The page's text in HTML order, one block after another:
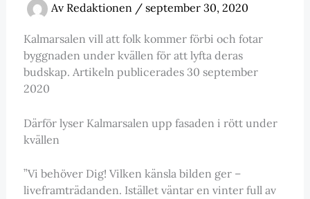
Av Redaktionen / september 30, 2020
Kalmarsalen vill att folk kommer förbi och fotar
byggnaden under kvällen för att lyfta deras
budskap. Artikeln publicerades 30 september
2020
Därför lyser Kalmarsalen upp fasaden i rött under
kvällen
”Vi behöver Dig! Vilken känsla bilden ger –
liveframträdanden. Istället väntar en vinter full av